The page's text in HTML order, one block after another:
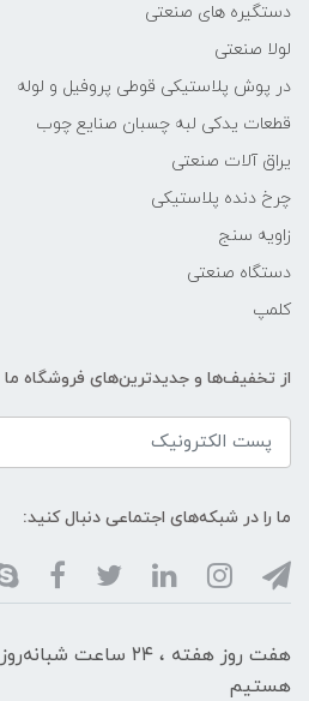
دستگیره های صنعتی
لولا صنعتی
در پوش پلاستیکی قوطی پروفیل و لوله
قطعات یدکی لبه چسبان صنایع چوب
یراق آلات صنعتی
چرخ دنده پلاستیکی
زاویه سنج
دستگاه صنعتی
کلمپ
از تخفیف‌ها و جدیدترین‌های فروشگاه ما
ما را در شبکه‌های اجتماعی دنبال کنید:
هفت روز هفته ، ۲۴
هستیم